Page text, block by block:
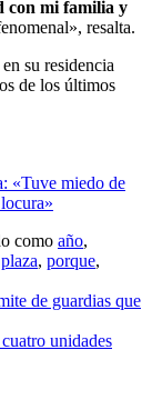
con mi familia y
resalta.
su residencia
de los últimos
«Tuve miedo de
como año,
plaza, porque,
de guardias que
unidades